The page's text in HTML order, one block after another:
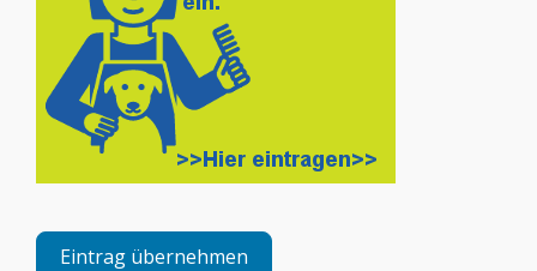
Eintrag übernehmen